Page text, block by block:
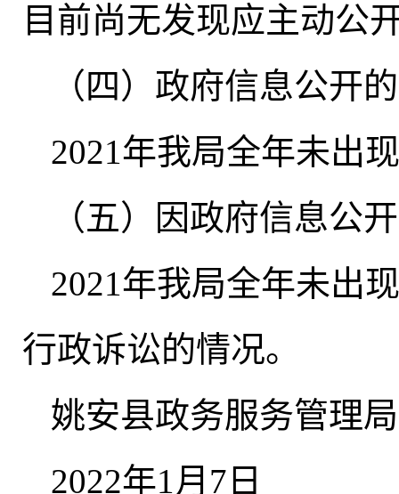
目前尚无发现应主动公
（四）政府信息公开
2021年我局全年未出
（五）因政府信息公
2021年我局全年未出
行政诉讼的情况。
姚安县政务服务管理局
2022年1月7日